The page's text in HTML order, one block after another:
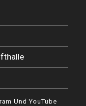
Und YouTube